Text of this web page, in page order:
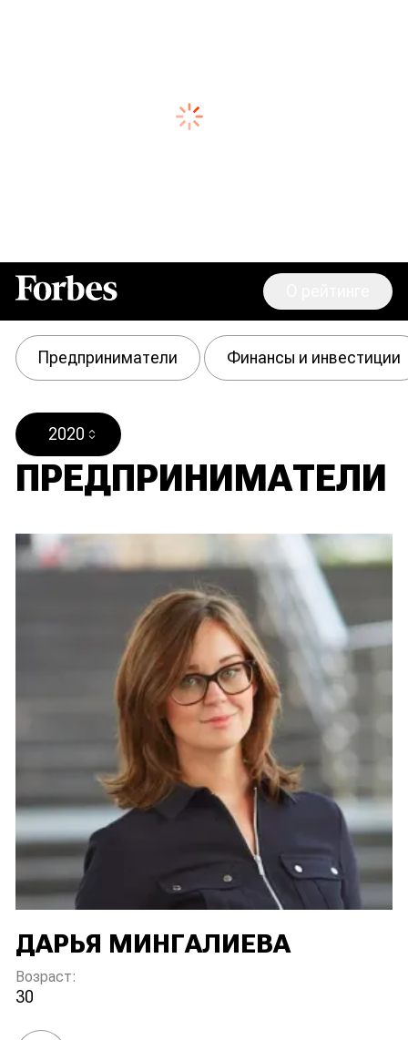
Предприниматели Финансы и инвестиции
ПРЕДПРИНИМАТЕЛИ
ДАРЬЯ МИНГАЛИЕВА
Возраст:
30
2020